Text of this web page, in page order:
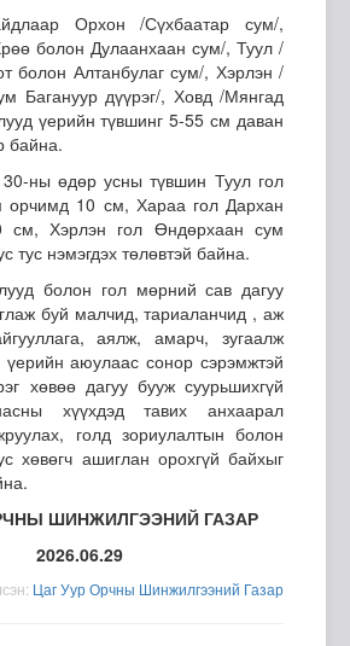
Орхон /Сүхбаатар сум/,
болон Дулаанхаан сум/, Туул /
болон Алтанбулаг сум/, Хэрлэн /
Багануур дүүрэг/, Ховд /Мянгад
үерийн түвшинг 5-55 см даван
байна.
ны өдөр усны түвшин Туул гол
орчимд 10 см, Хараа гол Дархан
см, Хэрлэн гол Өндөрхаан сум
тус нэмэгдэх төлөвтэй байна.
болон гол мөрний сав дагуу
буй малчид, тариаланчид , аж
аялж, амарч, зугаалж
аюулаас сонор сэрэмжтэй
хөвөө дагуу бууж суурьшихгүй
хүүхдэд тавих анхаарал
голд зориулалтын болон
хөвөгч ашиглан орохгүй байхыг
ШИНЖИЛГЭЭНИЙ ГАЗАР
2026.06.29
Цаг Уур Орчны Шинжилгээний Газар